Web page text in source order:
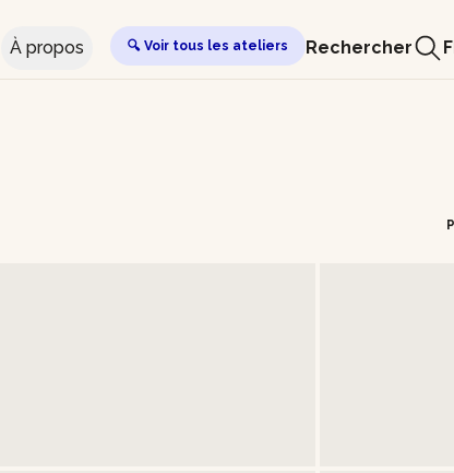
À propos 🔍 Voir tous les ateliers Rechercher